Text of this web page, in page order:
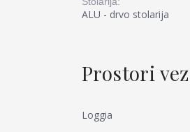
ALU - drvo stolarija
Prostori
Loggia